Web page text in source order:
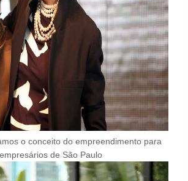
o conceito do empreendimento para
empresários de São Paulo